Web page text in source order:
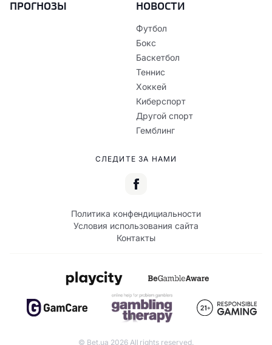
ПРОГНОЗЫ НОВОСТИ
Футбол
Бокс
Баскетбол
Теннис
Хоккей
Киберспорт
Другой спорт
Гемблинг
СЛЕДИТЕ ЗА НАМИ
Политика конфендициальности
Условия использования сайта
Контакты
© Bet.ua 2026 All rights reserved.